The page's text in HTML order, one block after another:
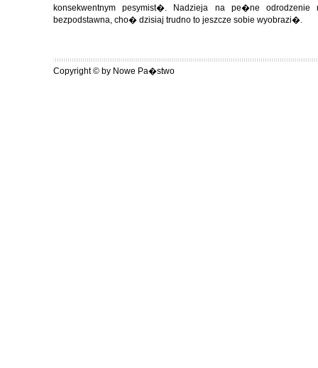
konsekwentnym pesymist�. Nadzieja na pe�ne
bezpodstawna, cho� dzisiaj trudno to jeszcze sobie wyobrazi�.
Copyright © by Nowe Pa�stwo